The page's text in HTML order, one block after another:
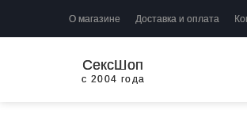
О магазине Доставка и оплата
СексШоп
с 2004 года